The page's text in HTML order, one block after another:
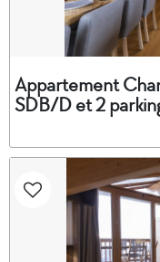
Appartement
SDB/D et 2